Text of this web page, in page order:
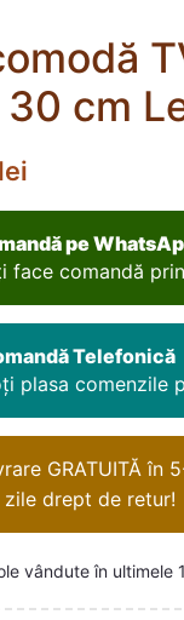
cm
lei
pe
face comandă
Telefonică
plasa comenzile
GRATUITĂ în
zile drept de retur!
vândute în ultimele